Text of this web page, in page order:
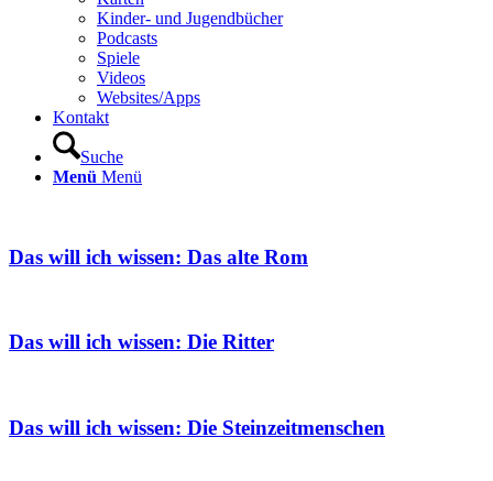
Kinder- und Jugendbücher
Podcasts
Spiele
Videos
Websites/Apps
Kontakt
Suche
Menü Menü
Das will ich wissen: Das alte Rom
Das will ich wissen: Die Ritter
Das will ich wissen: Die Steinzeitmenschen